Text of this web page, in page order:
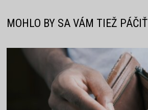
MOHLO BY SA VÁM TIEŽ PÁČIŤ